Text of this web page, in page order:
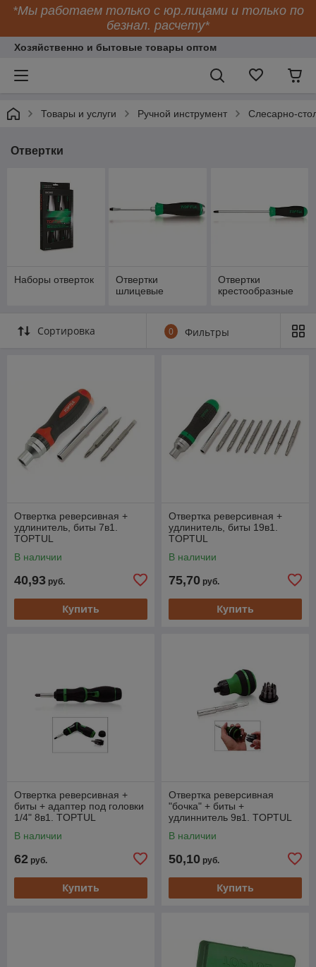
*Мы работаем только с юр.лицами и только по
безнал. расчету*
Хозяйственно и бытовые товары оптом
Товары и услуги Ручной инструмент Слесарно-
Отвертки
Наборы отверток
Отвертки
шлицевые
Отвертки
крестообразные
Сортировка 0 Фильтры
Отвертка реверсивная +
удлинитель, биты 7в1.
TOPTUL
В наличии
40,93 руб.
Купить
Отвертка реверсивная +
удлинитель, биты 19в1.
TOPTUL
В наличии
75,70 руб.
Купить
Отвертка реверсивная +
биты + адаптер под головки
1/4" 8в1. TOPTUL
В наличии
62 руб.
Купить
Отвертка реверсивная
"бочка" + биты +
удлиннитель 9в1. TOPTUL
В наличии
50,10 руб.
Купить